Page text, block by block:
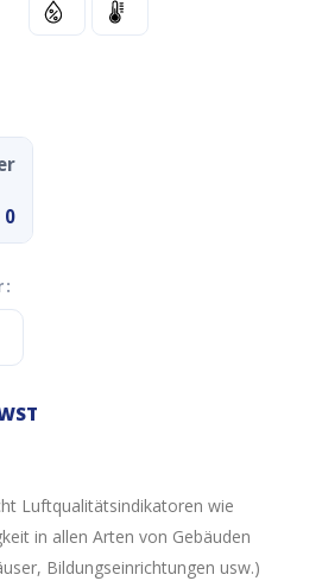
0
Luftqualitätsindikatoren wie
in allen Arten von Gebäuden
Bildungseinrichtungen usw.)